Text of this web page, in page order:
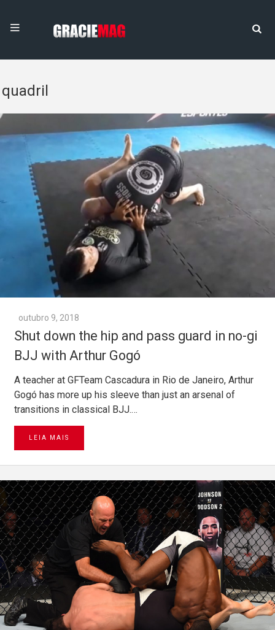
quadril
outubro 9, 2018
Shut down the hip and pass guard in no-gi
BJJ with Arthur Gogó
A teacher at GFTeam Cascadura in Rio de Janeiro, Arthur
Gogó has more up his sleeve than just an arsenal of
transitions in classical BJJ.…
LEIA MAIS